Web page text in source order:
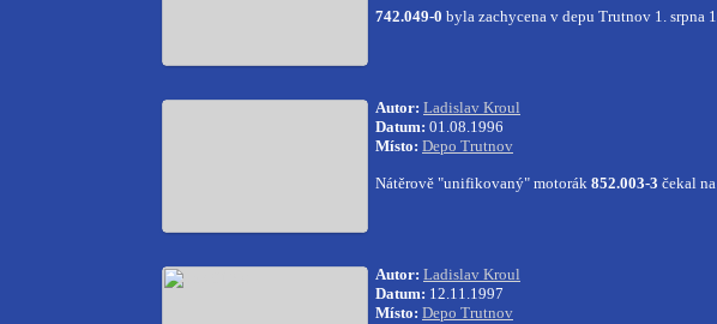
742.049-0 byla zachycena v depu Trutnov 1. srpna
Autor: Ladislav Kroul
Datum: 01.08.1996
Místo: Depo Trutnov
Nátěrově "unifikovaný" motorák 852.003-3 čekal
Autor: Ladislav Kroul
Datum: 12.11.1997
Místo: Depo Trutnov